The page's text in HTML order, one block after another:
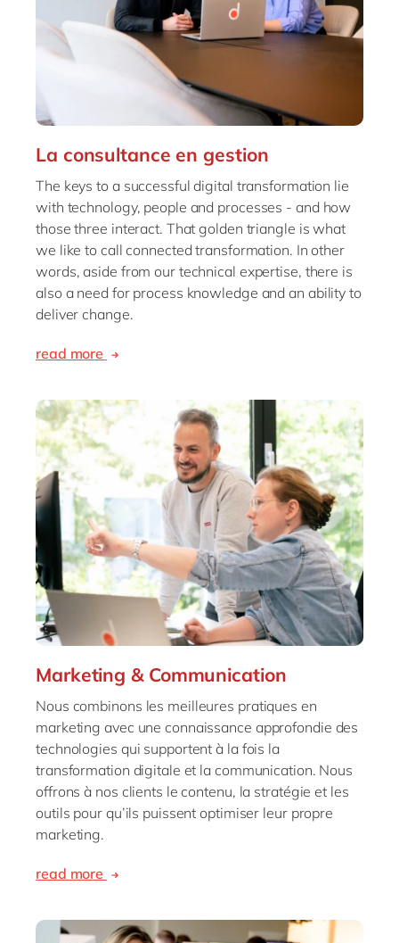
La consultance en gestion
The keys to a successful digital transformation lie
with technology, people and processes - and how
those three interact. That golden triangle is what
we like to call connected transformation. In other
words, aside from our technical expertise, there is
also a need for process knowledge and an ability to
deliver change.
read more
Marketing & Communication
Nous combinons les meilleures pratiques en
marketing avec une connaissance approfondie des
technologies qui supportent à la fois la
transformation digitale et la communication. Nous
offrons à nos clients le contenu, la stratégie et les
outils pour qu’ils puissent optimiser leur propre
marketing.
read more